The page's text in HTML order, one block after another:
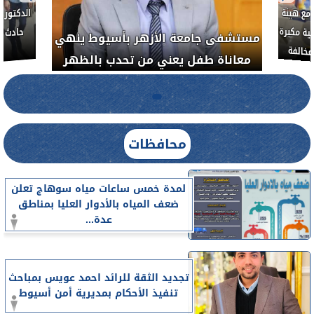
مستشفى جامعة الأزهر بأسيوط ينهي
معاناة طفل يعني من تحدب بالظهر
هيئة
مكبرة
محافظات
لمدة خمس ساعات مياه سوهاج تعلن
ضعف المياه بالأدوار العليا بمناطق
عدة...
تجديد الثقة للرائد احمد عويس بمباحث
تنفيذ الأحكام بمديرية أمن أسيوط